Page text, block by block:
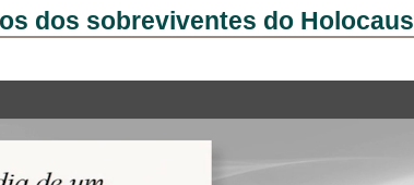
dos sobreviventes do